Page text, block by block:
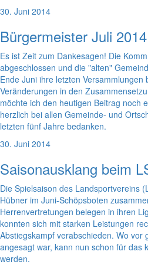
30. Juni 2014
Bürgermeister Juli 2014
Es ist Zeit zum Dankesagen! Die
abgeschlossen und die "alten"
Ende Juni ihre letzten
Veränderungen in den
möchte ich den heutigen Beitrag noch
herzlich bei allen Gemeinde- und
letzten fünf Jahre bedanken.
30. Juni 2014
Saisonausklang beim
Die Spielsaison des Landsportvereins
Hübner im Juni-Schöpsboten
Herrenvertretungen belegen in ihren
konnten sich mit starken Leistungen
Abstiegskampf verabschieden. Wo vor
angesagt war, kann nun schon für das
werden.